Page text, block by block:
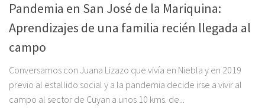
Pandemia en San José de la Mariquina:
Aprendizajes de una familia recién llegada al
campo
Conversamos con Juana Lizazo que vivía en Niebla y en 2019
previo al estallido social y a la pandemia decide irse a vivir al
campo al sector de Cuyan a unos 10 kms. de...